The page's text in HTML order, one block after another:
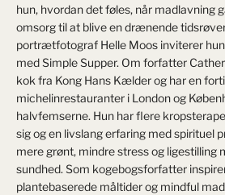
hun, hvordan det føles, når
omsorg til at blive en drænende
portrætfotograf Helle Moos inviterer
med Simple Supper. Om forfatter
kok fra Kong Hans Kælder og har en
michelinrestauranter i London og
halvfemserne. Hun har flere
sig og en livslang erfaring med spirituel
mere grønt, mindre stress og ligestilling
sundhed. Som kogebogsforfatter
plantebaserede måltider og mindful